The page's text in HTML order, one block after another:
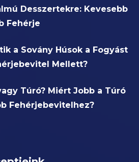
Desszertekre: Kevesebb
Fehérje
a Sovány Húsok a Fogyást
Mellett?
Túró? Miért Jobb a Túró
Fehérjebevitelhez?